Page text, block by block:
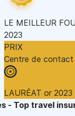
LE MEILLEUR
2023
PRIX
Centre de contact
LAURÉAT or 2023
- Top travel